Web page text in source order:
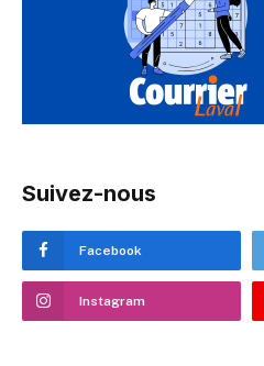
Suivez-nous
Facebook
Instagram